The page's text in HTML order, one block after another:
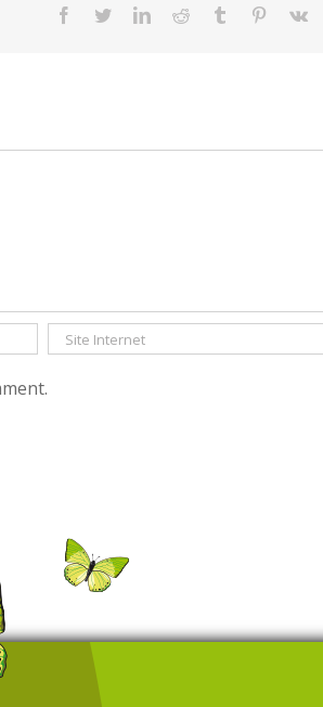
facebooktwitterlinkedinreddit tumblr pinterest
vk